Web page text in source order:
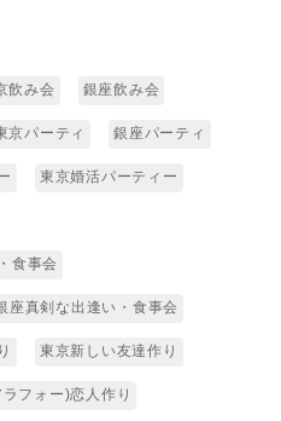
飲み会 銀座飲み会
京パーティ 銀座パーティ
東京婚活パーティー
食事会
座真剣な出逢い・食事会
東京新しい友達作り
フォー)恋人作り